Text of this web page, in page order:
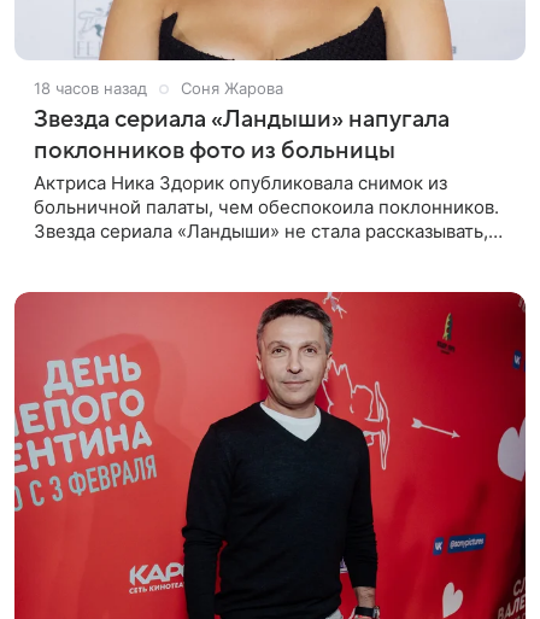
18 часов назад Соня Жарова
Звезда сериала «Ландыши» напугала
поклонников фото из больницы
Актриса Ника Здорик опубликовала снимок из
больничной палаты, чем обеспокоила поклонников.
Звезда сериала «Ландыши» не стала рассказывать,